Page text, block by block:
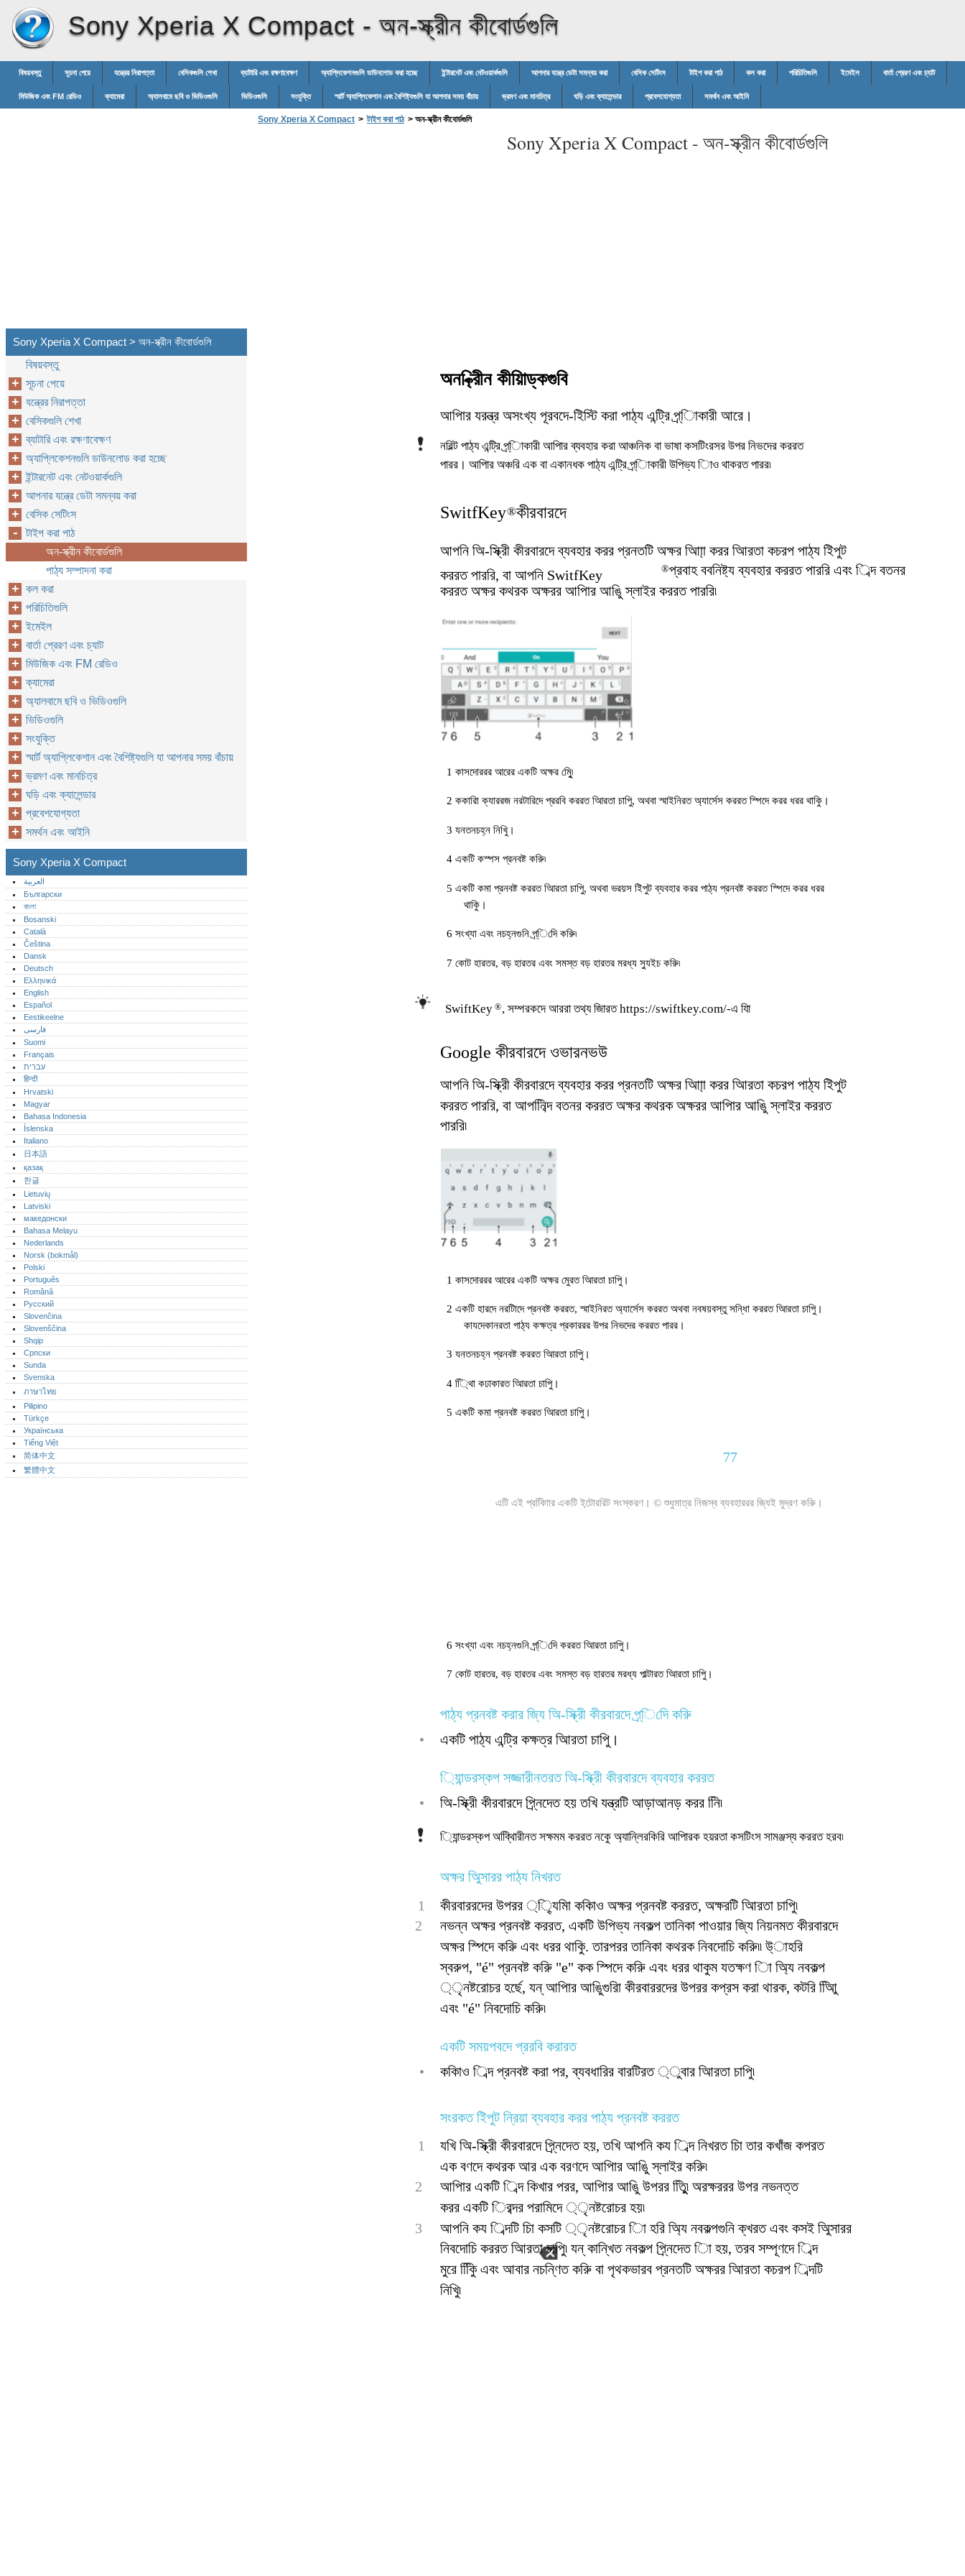
Sony Xperia X Compact -অন-স্ক্রীন কীবোর্ডগুলি
বিষয়বস্তু সূচনা পেয়ে যন্ত্রের নিরাপত্তা বেসিকগুলি শেখা ব্যাটারি এবং রক্ষণাবেক্ষণ অ্যাপ্লিকেশনগুলি ডাউনলোড করা হচ্ছে ইন্টারনেট এবং নেটওয়ার্কগুলি আপনার যন্ত্রে ডেটা সমন্বয় করা বেসিক সেটিংস টাইপ করা পাঠ কল করা পরিচিতিগুলি ইমেইল বার্তা প্রেরণ এবং চ্যাট
মিউজিক এবং FM রেডিও ক্যামেরা অ্যালবামে ছবি ও ভিডিওগুলি ভিডিওগুলি সংযুক্তি স্মার্ট অ্যাপ্লিকেশান এবং বৈশিষ্ট্যগুলি যা আপনার সময় বাঁচায় ভ্রমণ এবং মানচিত্র ঘড়ি এবং ক্যালেন্ডার প্রবেশযোগ্যতা সমর্থন এবং আইনি
Sony Xperia X Compact > টাইপ করা পাঠ > অন-স্ক্রীন কীবোর্ডগুলি
Sony Xperia X Compact - অন-স্ক্রীন কীবোর্ডগুলি
অন-্ক্রিীন কীয়িাড্কগুবি
আপিার যরন্ত্র অসংখ্য পূরবদে-ইিস্টি করা পাঠ্য এন্ট্রি প্র্ািকারী আরে।
নরিল্ট পাঠ্য এন্ট্রি প্র্ািকারী আপিার ব্যবহার করা আঞ্চনিক বা ভাষা কসটিংরসর উপর নিভদের কররত
পারর। আপিার অঞ্চরি এক বা একানধক পাঠ্য এন্ট্রি প্র্ািকারী উপিভ্য িাও থাকরত পারর৷
SwitfKey®কীরবারদে
আপনি অি-স্ক্রীি কীরবারদে ব্যবহার করর প্রনতটি অক্ষর আিা্া করর আিরতা কচরপ পাঠ্য ইিপুট
কররত পাররি, বা আপনি SwitfKey
®প্রবাহ ববনিষ্ট্য ব্যবহার কররত পাররি এবং িব্দ বতনর
কররত অক্ষর কথরক অক্ষরর আপিার আঙুি স্লাইর কররত পাররি৷
1 কাসদোররর আরের একটি অক্ষর মুেুি৷
2 ককারিা ক্যাররজ নরটারিদে প্ররবি কররত আিরতা চাপুি, অথবা স্মাইনিরত অ্যার্সেস কররত স্পিদে করর ধরর থাকুি।
3 যনতনচহ্ন নিখুি।
4 একটি কস্পস প্রনবষ্ট করুি৷
5 একটি কমা প্রনবষ্ট কররত আিরতা চাপুি, অথবা ভরয়স ইিপুট ব্যবহার করর পাঠ্য প্রনবষ্ট কররত স্পিদে করর ধরর
থাকুি।
6 সংখ্যা এবং নচহ্নগুনি প্র্িদেি করুি৷
7 কোট হারতর, বড় হারতর এবং সমস্ত বড় হারতর মরধ্য সু্যইচ করুি৷
SwiftKey ®, সম্পরকদে আররা তথ্য জািরত https://swiftkey.com/-এ যাি
Google কীরবারদে ওভারনভউ
আপনি অি-স্ক্রীি কীরবারদে ব্যবহার করর প্রনতটি অক্ষর আিা্া করর আিরতা কচরপ পাঠ্য ইিপুট
কররত পাররি, বা আপনিিব্দ বতনর কররত অক্ষর কথরক অক্ষরর আপিার আঙুি স্লাইর কররত
পাররি৷
1 কাসদোররর আরের একটি অক্ষর মুেরত আিরতা চাপুি।
2 একটি হারদে নরটািদে প্রনবষ্ট কররত, স্মাইনিরত অ্যার্সেস কররত অথবা নবষয়বস্তু সন্ধাি কররত আিরতা চাপুি।
কাযদেকানরতা পাঠ্য কক্ষত্র প্রকাররর উপর নিভদের কররত পারর।
3 যনতনচহ্ন প্রনবষ্ট কররত আিরতা চাপুি।
4 ্থিাি কঢাকারত আিরতা চাপুি।
5 একটি কমা প্রনবষ্ট কররত আিরতা চাপুি।
77
এটি এই প্রকািিার একটি ই্টোররিট সংস্করণ। © শুধুমাত্র নিজস্ব ব্যবহাররর জি্যই মুদ্রণ করুি।
6 সংখ্যা এবং নচহ্নগুনি প্র্িদেি কররত আিরতা চাপুি।
7 কোট হারতর, বড় হারতর এবং সমস্ত বড় হারতর মরধ্য পাল্টারত আিরতা চাপুি।
পাঠ্য প্রনবষ্ট করার জি্য অি-স্ক্রীি কীরবারদে প্র্িদেি করুি
•
একটি পাঠ্য এন্ট্রি কক্ষত্র আিরতা চাপুি।
ি্যান্ডরস্কপ সজ্জারীনতরত অি-স্ক্রীি কীরবারদে ব্যবহার কররত
•
অি-স্ক্রীি কীরবারদে প্র্নিদেত হয় তখি যন্ত্রটি আড়াআনড় করর নিি৷
ি্যান্ডরস্কপ অব্থিািরীনত সক্ষমম কররত নকেু অ্যান্লিরকিরি আপিারক হয়রতা কসটিংস সামঞ্জস্য কররত হরব৷
অক্ষর অিুসারর পাঠ্য নিখরত
1
কীরবাররদের উপরর ্ৃি্যমাি ককািও অক্ষর প্রনবষ্ট কররত, অক্ষরটি আিরতা চাপুি৷
2
নভন্ন অক্ষর প্রনবষ্ট কররত, একটি উপিভ্য নবকল্প তানিকা পাওয়ার জি্য নিয়নমত কীরবারদে
অক্ষর স্পিদে করুি এবং ধরর থাকুি. তারপরর তানিকা কথরক নিবদোচি করুি৷৷ উ্াহরি
স্বরুপ, "é" প্রনবষ্ট করুি "e" কক স্পিদে করুি এবং ধরর থাকুম যতক্ষণ িা অি্য নবকল্প
্ৃনষ্টরোচর হর্ছে, যন্ আপিার আঙুিগুরিা কীরবাররদের উপরর কপ্রস করা থারক, কটরি আিুি
এবং "é" নিবদোচি করুি৷
একটি সময়পবদে প্ররবি করারত
•
ককািও িব্দ প্রনবষ্ট করা পর, ব্যবধারির বারটিরত ্ুবার আিরতা চাপুি৷
সংরকত ইিপুট ন্রিয়া ব্যবহার করর পাঠ্য প্রনবষ্ট কররত
1
যখি অি-স্ক্রীি কীরবারদে প্র্নিদেত হয়, তখি আপনি কয িব্দ নিখরত চাি তার কখাঁজ কপরত
এক বণদে কথরক আর এক বরণদে আপিার আঙুি স্লাইর করুি৷
2
আপিার একটি িব্দ কিখার পরর, আপিার আঙুি উপরর তুিুি৷ অরক্ষররর উপর নভনত্ত
করর একটি িরব্দর পরামিদে ্ৃনষ্টরোচর হয়৷
3
আপনি কয িব্দটি চাি কসটি ্ৃনষ্টরোচর িা হরি অি্য নবকল্পগুনি ক্খরত এবং কসই অিুসারর
নিবদোচি কররত আিরতা চাপুি৷ যন্ কান্খিত নবকল্প প্র্নিদেত িা হয়, তরব সম্পূণদে িব্দ
মুরে কিিুি এবং আবার নচন্ণিত করুি বা পৃথকভারব প্রনতটি অক্ষরর আিরতা কচরপ িব্দটি
নিখুি৷
Sony Xperia X Compact > অন-স্ক্রীন কীবোর্ডগুলি
বিষয়বস্তু
সূচনা পেয়ে
যন্ত্রের নিরাপত্তা
বেসিকগুলি শেখা
ব্যাটারি এবং রক্ষণাবেক্ষণ
অ্যাপ্লিকেশনগুলি ডাউনলোড করা হচ্ছে
ইন্টারনেট এবং নেটওয়ার্কগুলি
আপনার যন্ত্রে ডেটা সমন্বয় করা
বেসিক সেটিংস
টাইপ করা পাঠ
অন-স্ক্রীন কীবোর্ডগুলি
পাঠ্য সম্পাদনা করা
কল করা
পরিচিতিগুলি
ইমেইল
বার্তা প্রেরণ এবং চ্যাট
মিউজিক এবং FM রেডিও
ক্যামেরা
অ্যালবামে ছবি ও ভিডিওগুলি
ভিডিওগুলি
সংযুক্তি
স্মার্ট অ্যাপ্লিকেশান এবং বৈশিষ্ট্যগুলি যা আপনার সময় বাঁচায়
ভ্রমণ এবং মানচিত্র
ঘড়ি এবং ক্যালেন্ডার
প্রবেশযোগ্যতা
সমর্থন এবং আইনি
Sony Xperia X Compact
العربية
Български
বাংলা
Bosanski
Català
Čeština
Dansk
Deutsch
Ελληνικά
English
Español
Eestikeelne
فارسی
Suomi
Français
עברית
हिन्दी
Hrvatski
Magyar
Bahasa Indonesia
Íslenska
Italiano
日本語
қазақ
한글
Lietuvių
Latviski
македонски
Bahasa Melayu
Nederlands
Norsk (bokmål)‎
Polski
Português‎
Română
Русский
Slovenčina
Slovenščina
Shqip
Српски
Sunda
Svenska
ภาษาไทย
Pilipino
Türkçe
Українська
Tiếng Việt
简体中文
繁體中文